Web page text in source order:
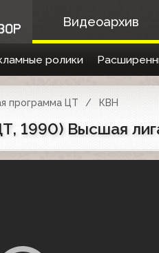
Видеоархив
ролики
программа ЦТ КВН
1990) Высшая